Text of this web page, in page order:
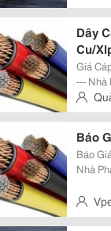
Dây
Cu/
Giá Cáp Điện Hạ Thế Cập
--- Nhà Phân Phối Dây &Amp; Cáp Điện Hạ, Trung Và Cao Thế Hàng Đầu Tại
Báo
Báo Giá Dây Điện Cập Nhật
Nhà